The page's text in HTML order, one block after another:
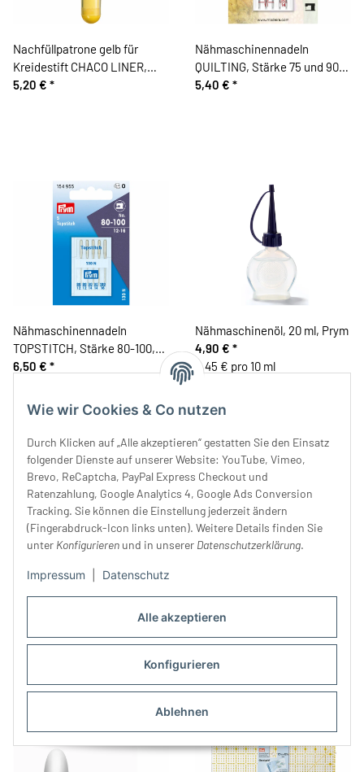
Alle akzeptieren
Konfigurieren
Ablehnen
Wie wir Cookies & Co nutzen
Durch Klicken auf „Alle akzeptieren“ gestatten Sie den Einsatz
folgender Dienste auf unserer Website: YouTube, Vimeo,
Brevo, ReCaptcha, PayPal Express Checkout und
Ratenzahlung, Google Analytics 4, Google Ads Conversion
Tracking. Sie können die Einstellung jederzeit ändern
(Fingerabdruck-Icon links unten). Weitere Details finden Sie
unter Konfigurieren und in unserer Datenschutzerklärung.
Impressum Datenschutz
Nachfüllpatrone gelb für
Kreidestift CHACO LINER,
Clover
5,20 € *
Nähmaschinennadeln
QUILTING, Stärke 75 und 90,
Madeira
5,40 € *
Nähmaschinennadeln
TOPSTITCH, Stärke 80-100,
Prym
6,50 € *
Nähmaschinenöl, 20 ml, Prym
4,90 € *
2,45 € pro 10 ml
Nähset TRAVEL BOX S, Prym
Original Nahttrenner mit
6,90 €*